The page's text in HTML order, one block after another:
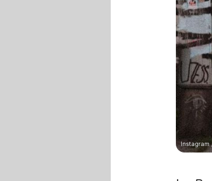
Instagram